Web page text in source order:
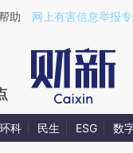
助 网上有害信息举报
环科 民生 ESG 数